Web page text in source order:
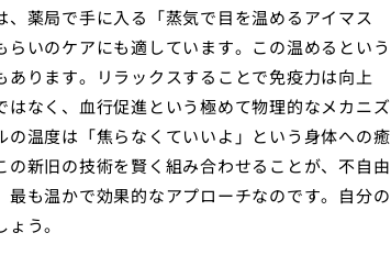
薬局で手に入る「蒸気で目を温めるアイマス
いのケアにも適しています。この温めるという
ります。リラックスすることで免疫力は向上
なく、血行促進という極めて物理的なメカニズ
温度は「焦らなくていいよ」という身体への癒
新旧の技術を賢く組み合わせることが、不自由
も温かで効果的なアプローチなのです。自分の
う。